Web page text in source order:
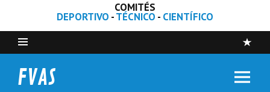
COMITÉS
DEPORTIVO -TÉCNICO - CIENTÍFICO
FVAS